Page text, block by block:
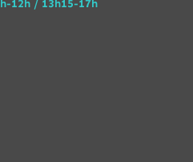
12h / 13h15-17h